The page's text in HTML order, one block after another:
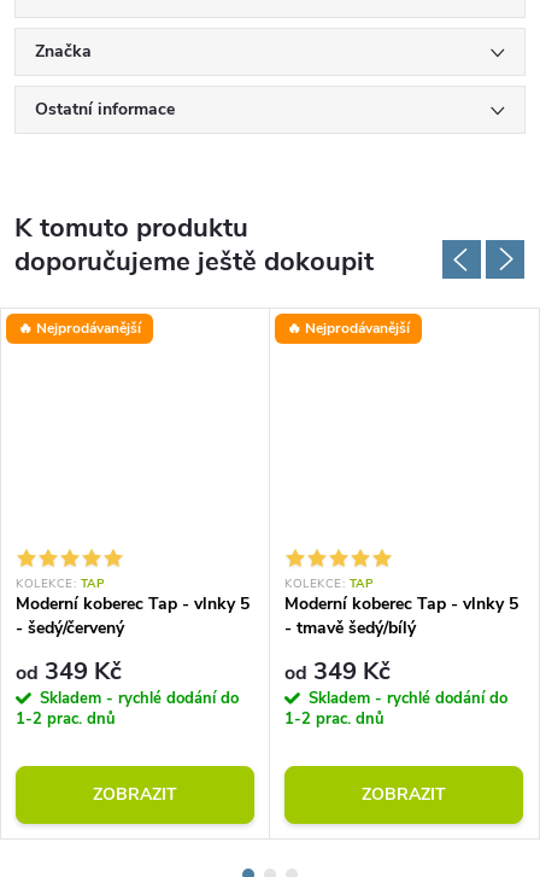
Značka
Ostatní informace
K tomuto produktu
doporučujeme ještě dokoupit
🔥 Nejprodávanější
KOLEKCE: TAP
Moderní koberec Tap - vlnky 5
- šedý/červený
od 349 Kč
Skladem - rychlé dodání do
1-2 prac. dnů
ZOBRAZIT
🔥 Nejprodávanější
KOLEKCE: TAP
Moderní koberec Tap - vlnky 5
- tmavě šedý/bílý
od 349 Kč
Skladem - rychlé dodání do
1-2 prac. dnů
ZOBRAZIT